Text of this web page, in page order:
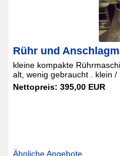
Rühr und
kleine kompakte
alt, wenig gebraucht . klein /
Nettopreis: 395,00 EUR
Ähnliche Angebote